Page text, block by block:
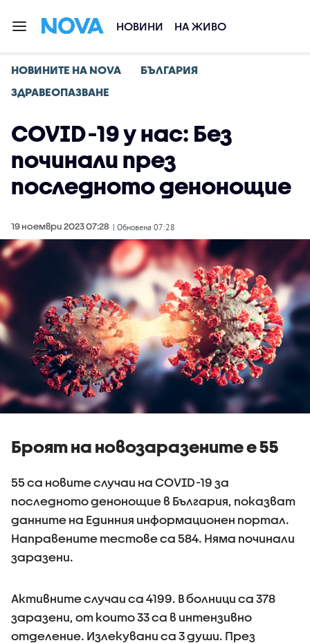
НОВИНИ НА ЖИВО
НОВИНИТЕ НА NOVA
БЪЛГАРИЯ
ЗДРАВЕОПАЗВАНЕ
COVID-19 у нас: Без
починали през
последното денонощие
19 ноември 2023 07:28 | Обновена 07:28
Броят на новозаразените е 55
55 са новите случаи на COVID-19 за
последното денонощие в България, показват
данните на Единния информационен портал.
Направените тестове са 584. Няма починали
заразени.
Активните случаи са 4199. В болници са 378
заразени, от които 33 са в интензивно
отделение. Излекувани са 3 души. През